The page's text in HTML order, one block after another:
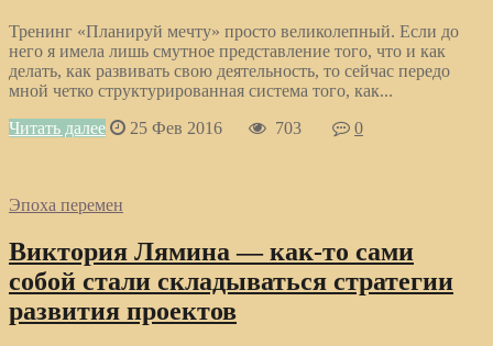
Тренинг «Планируй мечту» просто великолепный. Если до
него я имела лишь смутное представление того, что и как
делать, как развивать свою деятельность, то сейчас передо
мной четко структурированная система того, как...
Читать далее
25 Фев 2016 703 0
Эпоха перемен
Виктория Лямина — как-то сами
собой стали складываться стратегии
развития проектов